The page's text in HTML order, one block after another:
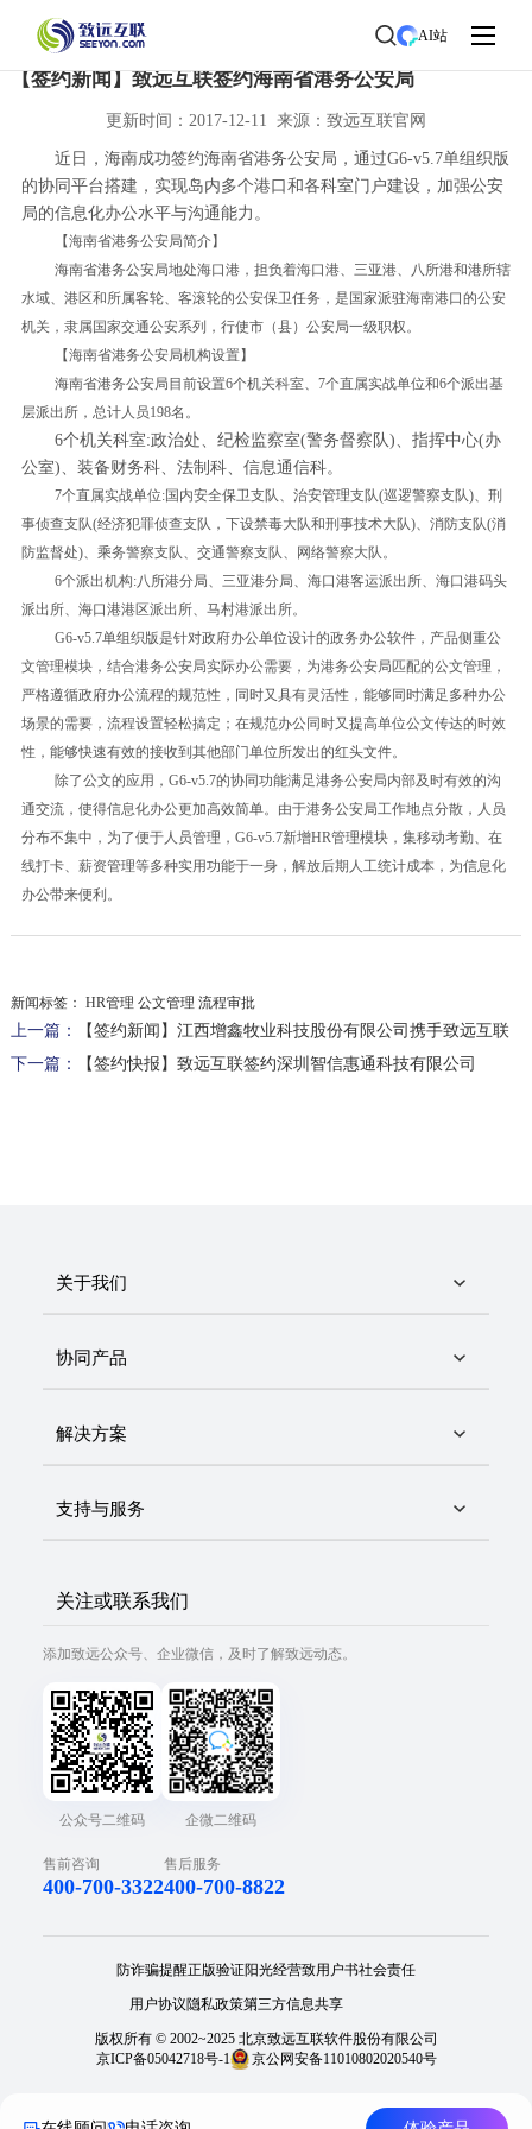
AI站
首页>了解致远>新闻中心
【签约新闻】致远互联签约海南省港务公安局
更新时间：2017-12-11 来源：致远互联官网
近日，海南成功签约海南省港务公安局，通过G6-v5.7单组织版
的协同平台搭建，实现岛内多个港口和各科室门户建设，加强公安
局的信息化办公水平与沟通能力。
【海南省港务公安局简介】
海南省港务公安局地处海口港，担负着海口港、三亚港、八所港和港所辖
水域、港区和所属客轮、客滚轮的公安保卫任务，是国家派驻海南港口的公安
机关，隶属国家交通公安系列，行使市（县）公安局一级职权。
【海南省港务公安局机构设置】
海南省港务公安局目前设置6个机关科室、7个直属实战单位和6个派出基
层派出所，总计人员198名。
6个机关科室:政治处、纪检监察室(警务督察队)、指挥中心(办
公室)、装备财务科、法制科、信息通信科。
7个直属实战单位:国内安全保卫支队、治安管理支队(巡逻警察支队)、刑
事侦查支队(经济犯罪侦查支队，下设禁毒大队和刑事技术大队)、消防支队(消
防监督处)、乘务警察支队、交通警察支队、网络警察大队。
6个派出机构:八所港分局、三亚港分局、海口港客运派出所、海口港码头
派出所、海口港港区派出所、马村港派出所。
G6-v5.7单组织版是针对政府办公单位设计的政务办公软件，产品侧重公
文管理模块，结合港务公安局实际办公需要，为港务公安局匹配的公文管理，
严格遵循政府办公流程的规范性，同时又具有灵活性，能够同时满足多种办公
场景的需要，流程设置轻松搞定；在规范办公同时又提高单位公文传达的时效
性，能够快速有效的接收到其他部门单位所发出的红头文件。
除了公文的应用，G6-v5.7的协同功能满足港务公安局内部及时有效的沟
通交流，使得信息化办公更加高效简单。由于港务公安局工作地点分散，人员
分布不集中，为了便于人员管理，G6-v5.7新增HR管理模块，集移动考勤、在
线打卡、薪资管理等多种实用功能于一身，解放后期人工统计成本，为信息化
办公带来便利。
新闻标签： HR管理 公文管理 流程审批
上一篇：
【签约新闻】江西增鑫牧业科技股份有限公司携手致远互联
下一篇：
【签约快报】致远互联签约深圳智信惠通科技有限公司
关于我们
协同产品
解决方案
支持与服务
关注或联系我们
添加致远公众号、企业微信，及时了解致远动态。
公众号二维码 企微二维码
售前咨询
400-700-3322
售后服务
400-700-8822
防诈骗提醒正版验证阳光经营致用户书社会责任
用户协议隐私政策第三方信息共享
版权所有 © 2002~2025 北京致远互联软件股份有限公司
京ICP备05042718号-1
京公网安备11010802020540号